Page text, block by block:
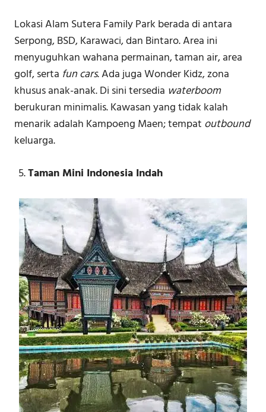
Lokasi Alam Sutera Family Park berada di antara
Serpong, BSD, Karawaci, dan Bintaro. Area ini
menyuguhkan wahana permainan, taman air, area
golf, serta fun cars. Ada juga Wonder Kidz, zona
khusus anak-anak. Di sini tersedia waterboom
berukuran minimalis. Kawasan yang tidak kalah
menarik adalah Kampoeng Maen; tempat outbound
keluarga.
Taman Mini Indonesia Indah